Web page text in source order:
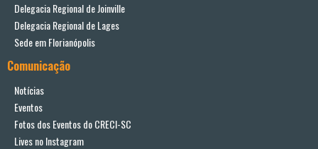
Delegacia Regional de Joinville
Delegacia Regional de Lages
Sede em Florianópolis
Comunicação
Notícias
Eventos
Fotos dos Eventos do CRECI-SC
Lives no Instagram